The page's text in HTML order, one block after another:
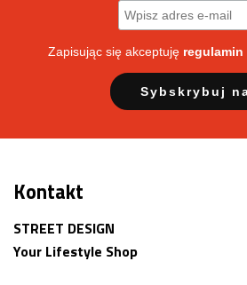
Zapisując się akceptuję regulamin
Kontakt
STREET DESIGN
Your Lifestyle Shop